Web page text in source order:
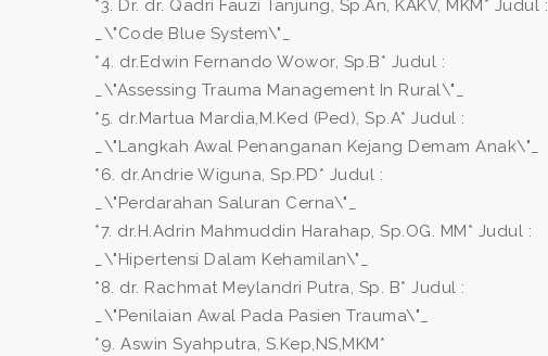
*3. Dr. dr. Qadri Fauzi Tanjung, Sp.An, KAKV, MKM* Judul :
_\"Code Blue System\"_
*4. dr.Edwin Fernando Wowor, Sp.B* Judul :
_\"Assessing Trauma Management In Rural\"_
*5. dr.Martua Mardia,M.Ked (Ped), Sp.A* Judul :
_\"Langkah Awal Penanganan Kejang Demam Anak\"_
*6. dr.Andrie Wiguna, Sp.PD* Judul :
_\"Perdarahan Saluran Cerna\"_
*7. dr.H.Adrin Mahmuddin Harahap, Sp.OG. MM* Judul :
_\"Hipertensi Dalam Kehamilan\"_
*8. dr. Rachmat Meylandri Putra, Sp. B* Judul :
_\"Penilaian Awal Pada Pasien Trauma\"_
*9. Aswin Syahputra, S.Kep,NS,MKM*